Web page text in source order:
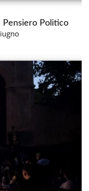
Pensiero Politico